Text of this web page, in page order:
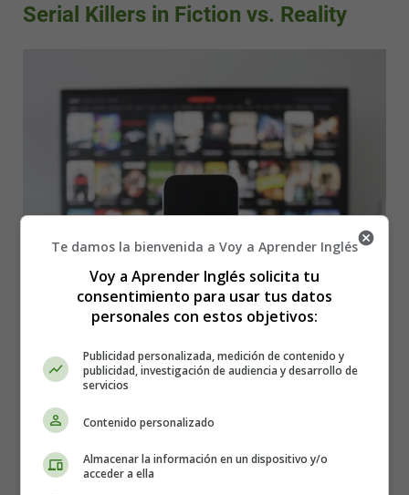
Serial Killers in Fiction vs. Reality
Categoría: Cuentos en Inglés - Stories in
Te damos la bienvenida a Voy a Aprender Inglés
Voy a Aprender Inglés solicita tu
consentimiento para usar tus datos
personales con estos objetivos:
Publicidad personalizada, medición de contenido y
publicidad, investigación de audiencia y desarrollo de
servicios
Contenido personalizado
Almacenar la información en un dispositivo y/o
acceder a ella